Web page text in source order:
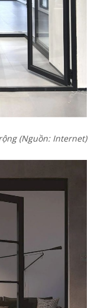
(Nguồn: Internet)